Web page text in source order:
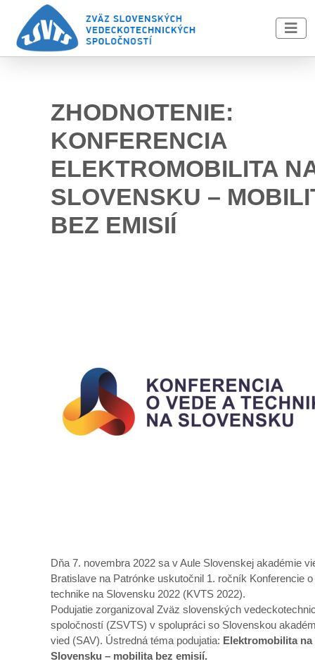
Skip to main content
ZHODNOTENIE:
KONFERENCIA
ELEKTROMOBILITA
SLOVENSKU –
BEZ EMISIÍ
Dňa 7. novembra 2022 sa v Aule Slovenskej akadémie
Bratislave na Patrónke uskutočnil 1. ročník Konferencie
technike na Slovensku 2022 (KVTS 2022).
Podujatie zorganizoval Zväz slovenských
spoločností (ZSVTS) v spolupráci so Slovenskou
vied (SAV). Ústredná téma podujatia: Elektromobilita na
Slovensku – mobilita bez emisií.